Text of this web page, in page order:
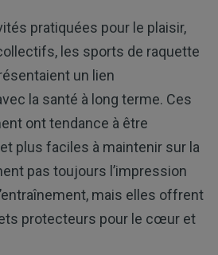
pratiquées pour le plaisir,
les sports de raquette
un lien
la santé à long terme. Ces
ont tendance à être
plus faciles à maintenir sur la
pas toujours l’impression
mais elles offrent
protecteurs pour le cœur et